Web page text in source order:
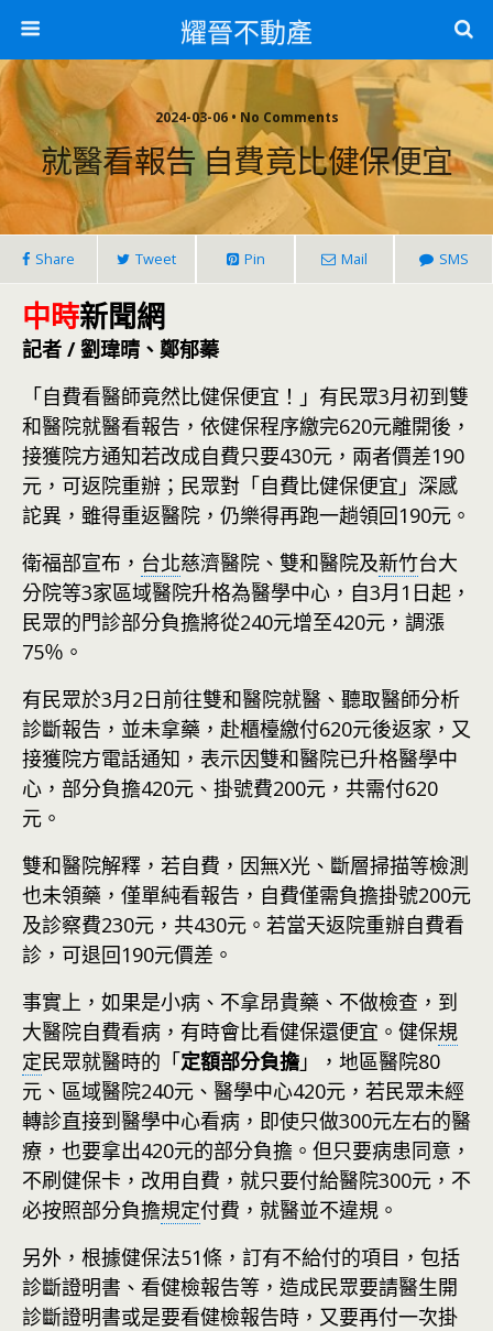
耀晉不動產
2024-03-06 • No Comments
就醫看報告 自費竟比健保便宜
Share Tweet Pin Mail SMS
中時新聞網
記者 / 劉瑋晴、鄭郁蓁
「自費看醫師竟然比健保便宜！」有民眾3月初到雙
和醫院就醫看報告，依健保程序繳完620元離開後，
接獲院方通知若改成自費只要430元，兩者價差190
元，可返院重辦；民眾對「自費比健保便宜」深感
詑異，雖得重返醫院，仍樂得再跑一趟領回190元。
衛福部宣布， 台北慈濟醫院、雙和醫院及新竹台大
分院等3家區域醫院升格為醫學中心，自3月1日起，
民眾的門診部分負擔將從240元增至420元，調漲
75％。
有民眾於3月2日前往雙和醫院就醫、聽取醫師分析
診斷報告，並未拿藥，赴櫃檯繳付620元後返家，又
接獲院方電話通知，表示因雙和醫院已升格醫學中
心，部分負擔420元、掛號費200元，共需付620
元。
雙和醫院解釋，若自費，因無X光、斷層掃描等檢測
也未領藥，僅單純看報告，自費僅需負擔掛號200元
及診察費230元，共430元。若當天返院重辦自費看
診，可退回190元價差。
事實上，如果是小病、不拿昂貴藥、不做檢查，到
大醫院自費看病，有時會比看健保還便宜。健保規
定民眾就醫時的「定額部分負擔 」，地區醫院80
元、區域醫院240元、醫學中心420元，若民眾未經
轉診直接到醫學中心看病，即使只做300元左右的醫
療，也要拿出420元的部分負擔。但只要病患同意，
不刷健保卡，改用自費，就只要付給醫院300元，不
必按照部分負擔規定付費，就醫並不違規。
另外，根據健保法51條，訂有不給付的項目，包括
診斷證明書、看健檢報告等，造成民眾要請醫生開
診斷證明書或是要看健檢報告時，又要再付一次掛